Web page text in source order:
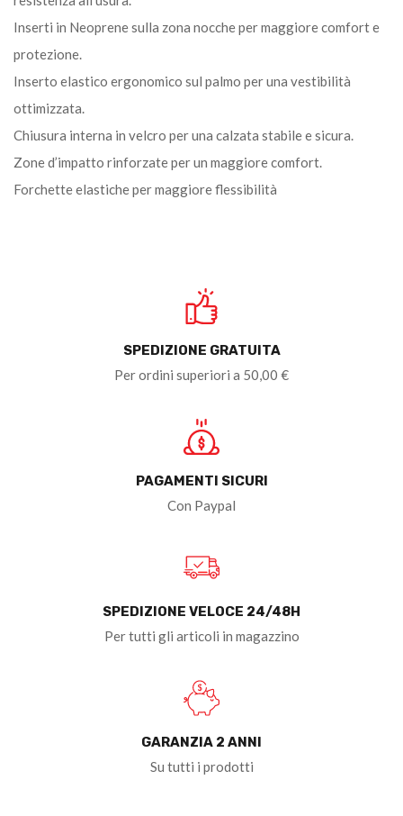
Inserti in Neoprene sulla zona nocche per maggiore comfort e
protezione.
Inserto elastico ergonomico sul palmo per una vestibilità
ottimizzata.
Chiusura interna in velcro per una calzata stabile e sicura.
Zone d’impatto rinforzate per un maggiore comfort.
Forchette elastiche per maggiore flessibilità
SPEDIZIONE GRATUITA
Per ordini superiori a 50,00 €
PAGAMENTI SICURI
Con Paypal
SPEDIZIONE VELOCE 24/48H
Per tutti gli articoli in magazzino
GARANZIA 2 ANNI
Su tutti i prodotti